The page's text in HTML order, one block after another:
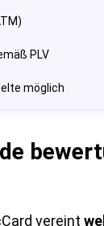
PLV
möglich
vereint